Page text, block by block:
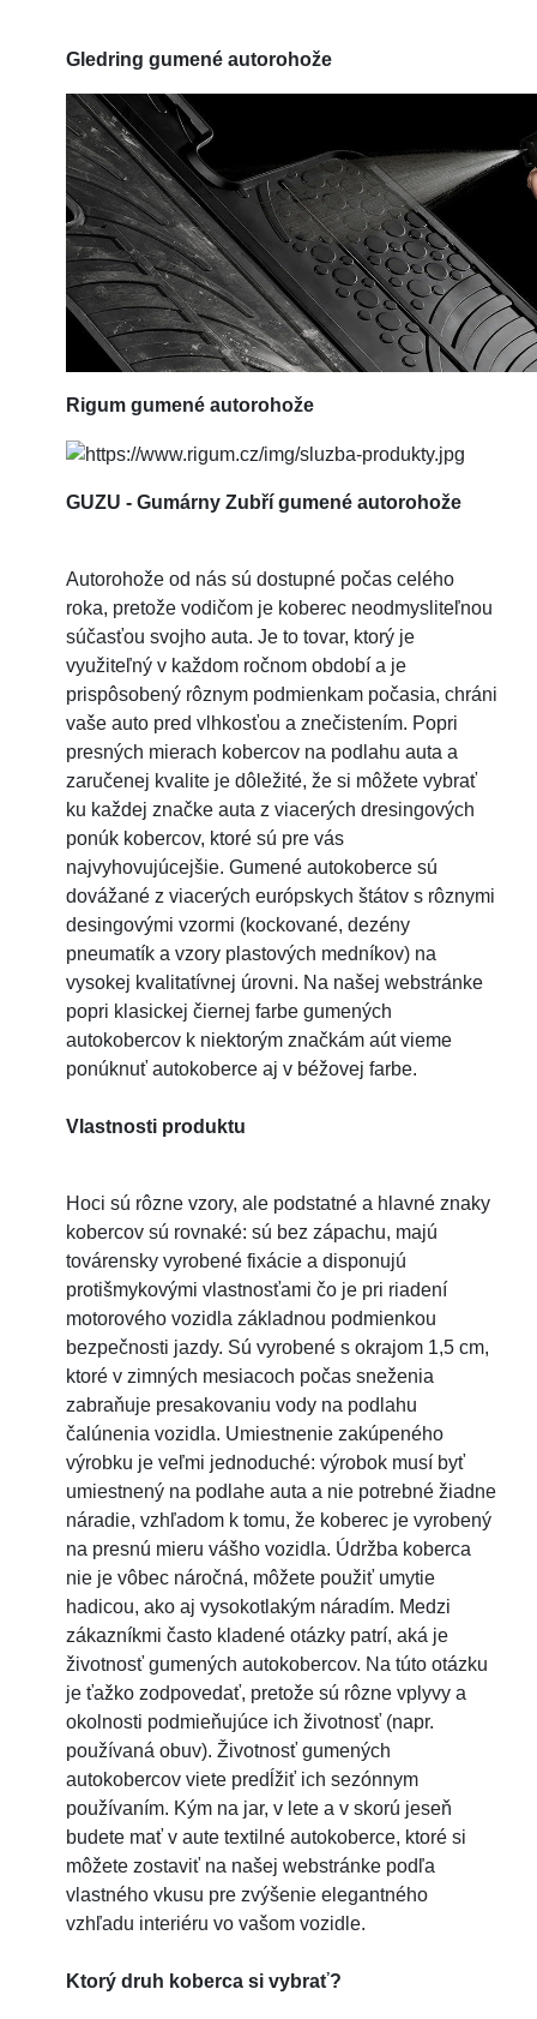
Gledring gumené autorohože
Rigum gumené autorohože
GUZU - Gumárny Zubří gumené autorohože
Autorohože od nás sú dostupné počas celého
roka, pretože vodičom je koberec neodmysliteľnou
súčasťou svojho auta. Je to tovar, ktorý je
využiteľný v každom ročnom období a je
prispôsobený rôznym podmienkam počasia, chráni
vaše auto pred vlhkosťou a znečistením. Popri
presných mierach kobercov na podlahu auta a
zaručenej kvalite je dôležité, že si môžete vybrať
ku každej značke auta z viacerých dresingových
ponúk kobercov, ktoré sú pre vás
najvyhovujúcejšie. Gumené autokoberce sú
dovážané z viacerých európskych štátov s rôznymi
desingovými vzormi (kockované, dezény
pneumatík a vzory plastových medníkov) na
vysokej kvalitatívnej úrovni. Na našej webstránke
popri klasickej čiernej farbe gumených
autokobercov k niektorým značkám aút vieme
ponúknuť autokoberce aj v béžovej farbe.
Vlastnosti produktu
Hoci sú rôzne vzory, ale podstatné a hlavné znaky
kobercov sú rovnaké: sú bez zápachu, majú
továrensky vyrobené fixácie a disponujú
protišmykovými vlastnosťami čo je pri riadení
motorového vozidla základnou podmienkou
bezpečnosti jazdy. Sú vyrobené s okrajom 1,5 cm,
ktoré v zimných mesiacoch počas sneženia
zabraňuje presakovaniu vody na podlahu
čalúnenia vozidla. Umiestnenie zakúpeného
výrobku je veľmi jednoduché: výrobok musí byť
umiestnený na podlahe auta a nie potrebné žiadne
náradie, vzhľadom k tomu, že koberec je vyrobený
na presnú mieru vášho vozidla. Údržba koberca
nie je vôbec náročná, môžete použiť umytie
hadicou, ako aj vysokotlakým náradím. Medzi
zákazníkmi často kladené otázky patrí, aká je
životnosť gumených autokobercov. Na túto otázku
je ťažko zodpovedať, pretože sú rôzne vplyvy a
okolnosti podmieňujúce ich životnosť (napr.
používaná obuv). Životnosť gumených
autokobercov viete predĺžiť ich sezónnym
používaním. Kým na jar, v lete a v skorú jeseň
budete mať v aute textilné autokoberce, ktoré si
môžete zostaviť na našej webstránke podľa
vlastného vkusu pre zvýšenie elegantného
vzhľadu interiéru vo vašom vozidle.
Ktorý druh koberca si vybrať?